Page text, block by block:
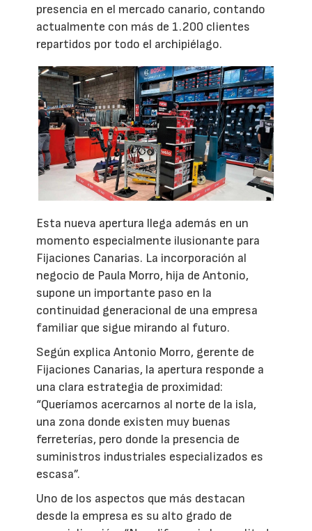
presencia en el mercado canario, contando
actualmente con más de 1.200 clientes
repartidos por todo el archipiélago.
Esta nueva apertura llega además en un
momento especialmente ilusionante para
Fijaciones Canarias. La incorporación al
negocio de Paula Morro, hija de Antonio,
supone un importante paso en la
continuidad generacional de una empresa
familiar que sigue mirando al futuro.
Según explica Antonio Morro, gerente de
Fijaciones Canarias, la apertura responde a
una clara estrategia de proximidad:
“Queríamos acercarnos al norte de la isla,
una zona donde existen muy buenas
ferreterías, pero donde la presencia de
suministros industriales especializados es
escasa”.
Uno de los aspectos que más destacan
desde la empresa es su alto grado de